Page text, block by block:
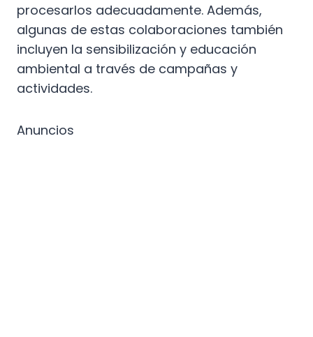
procesarlos adecuadamente. Además,
algunas de estas colaboraciones también
incluyen la sensibilización y educación
ambiental a través de campañas y
actividades.
Anuncios